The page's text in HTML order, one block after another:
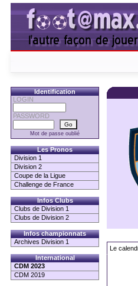
Identification
LOGIN
PASSWORD
Mot de passe oublié
Les Pronos
Division 1
Division 2
Coupe de la Ligue
Challenge de France
Infos Clubs
Clubs de Division 1
Clubs de Division 2
Infos championnats
Archives Division 1
International
CDM 2023
CDM 2019
Le